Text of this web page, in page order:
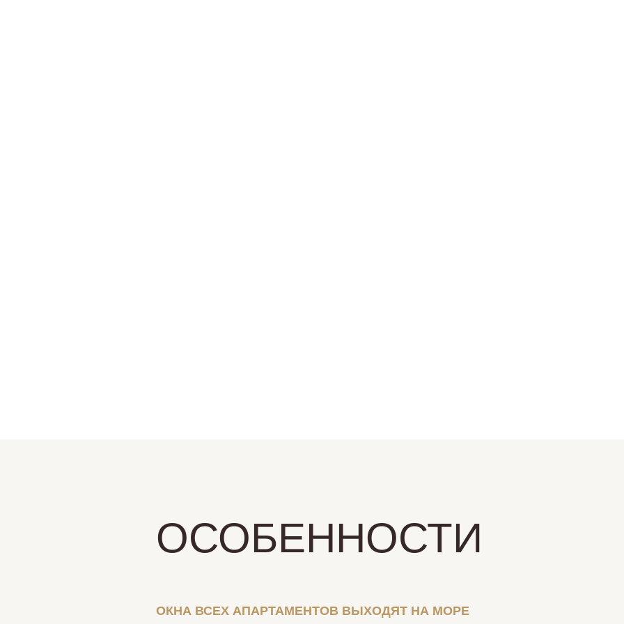
ОСОБЕННОСТИ
ОКНА ВСЕХ АПАРТАМЕНТОВ ВЫХОДЯТ НА МОРЕ